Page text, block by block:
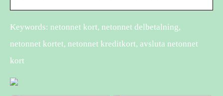
Keywords: netonnet kort, netonnet delbetalning,
netonnet kortet, netonnet kreditkort, avsluta netonnet
kort